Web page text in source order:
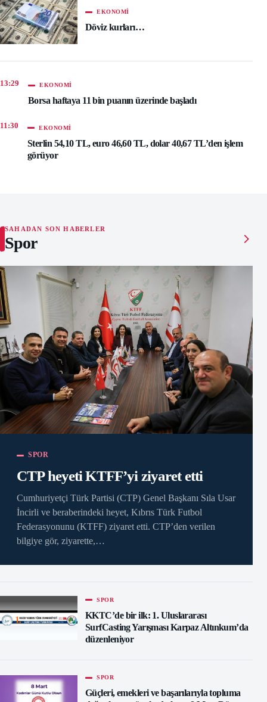
EKONOMI
Döviz kurları…
13:29 EKONOMI
Borsa haftaya 11 bin puanın üzerinde başladı
11:30 EKONOMI
Sterlin 54,10 TL, euro 46,60 TL, dolar 40,67 TL’den işlem
görüyor
SAHADAN SON HABERLER
Spor
SPOR
CTP heyeti KTFF’yi ziyaret etti
Cumhuriyetçi Türk Partisi (CTP) Genel Başkanı Sıla Usar
İncirli ve beraberindeki heyet, Kıbrıs Türk Futbol
Federasyonunu (KTFF) ziyaret etti. CTP’den verilen
bilgiye gör, ziyarette,…
SPOR
KKTC’de bir ilk: 1. Uluslararası
SurfCasting Yarışması Karpaz Altınkum’da
düzenleniyor
SPOR
Güçleri, emekleri ve başarılarıyla topluma